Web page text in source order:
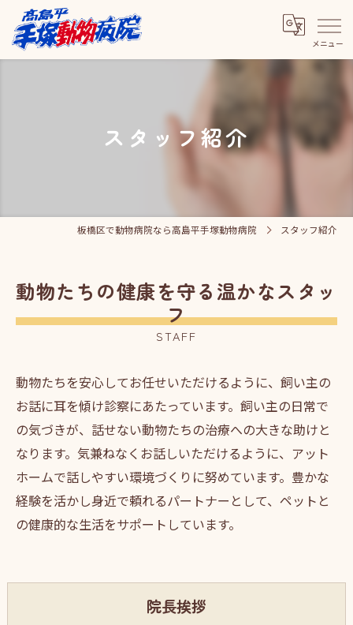
スタッフ紹介
板橋区で動物病院なら高島平手塚動物病院 スタッフ紹介
動物たちの健康を守る温かなスタッ
フ
STAFF
動物たちを安心してお任せいただけるように、飼い主の
お話に耳を傾け診察にあたっています。飼い主の日常で
の気づきが、話せない動物たちの治療への大きな助けと
なります。気兼ねなくお話しいただけるように、アット
ホームで話しやすい環境づくりに努めています。豊かな
経験を活かし身近で頼れるパートナーとして、ペットと
の健康的な生活をサポートしています。
院長挨拶